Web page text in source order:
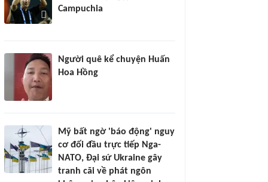
Campuchia
Người quê kể chuyện Huấn
Hoa Hồng
Mỹ bất ngờ 'báo động' nguy
cơ đối đầu trực tiếp Nga-
NATO, Đại sứ Ukraine gây
tranh cãi về phát ngôn